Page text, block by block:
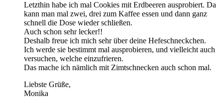
Letzthin habe ich mal Cookies mit Erdbeeren ausprobiert. Da
kann man mal zwei, drei zum Kaffee essen und dann ganz
schnell die Dose wieder schließen.
Auch schon sehr lecker!!
Deshalb freue ich mich sehr über deine Hefeschneckchen.
Ich werde sie bestimmt mal ausprobieren, und vielleicht auch
versuchen, welche einzufrieren.
Das mache ich nämlich mit Zimtschnecken auch schon mal.
Liebste Grüße,
Monika